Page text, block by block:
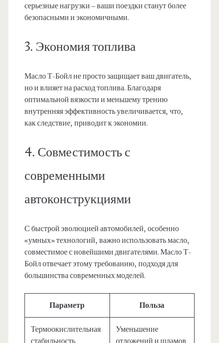
серьезные нагрузки – ваши поездки станут более
безопасными и экономичными.
3. Экономия топлива
Масло Т-Бойл не просто защищает ваш двигатель,
но и влияет на расход топлива. Благодаря
оптимальной вязкости и меньшему трению
внутренняя эффективность увеличивается, что,
как следствие, приводит к экономии.
4. Совместимость с
современными
автоконструкциями
С быстрой эволюцией автомобилей, особенно
«умных» технологий, важно использовать масло,
совместимое с новейшими двигателями. Масло Т-
Бойл отвечает этому требованию, подходя для
большинства современных моделей.
Параметр Польза
Термоокислительная
Уменьшение